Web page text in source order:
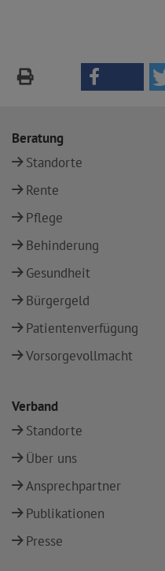
Beratung
Standorte
Rente
Pflege
Behinderung
Gesundheit
Bürgergeld
Patientenverfügung
Vorsorgevollmacht
Verband
Standorte
Über uns
Ansprechpartner
Publikationen
Presse